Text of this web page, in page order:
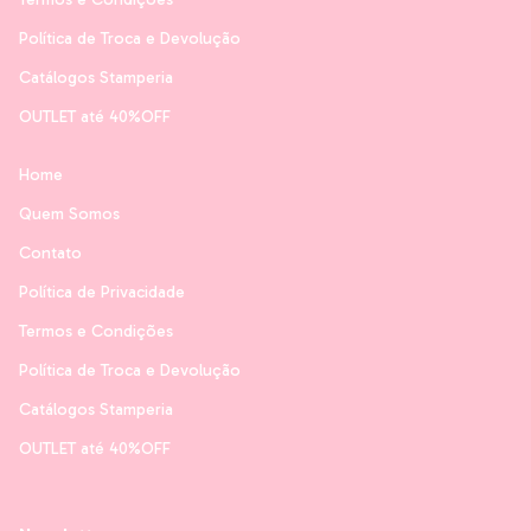
Política de Troca e Devolução
Catálogos Stamperia
OUTLET até 40%OFF
Home
Quem Somos
Contato
Política de Privacidade
Termos e Condições
Política de Troca e Devolução
Catálogos Stamperia
OUTLET até 40%OFF